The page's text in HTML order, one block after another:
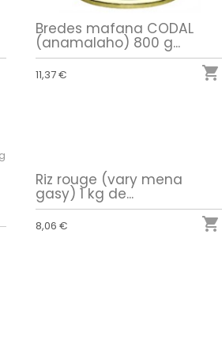
Bredes mafana CODAL
(anamalaho) 800 g...
11,37 € 
Riz rouge (vary mena
gasy) 1 kg de...
8,06 € 